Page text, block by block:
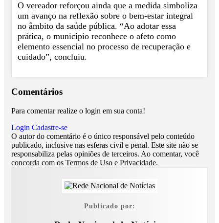
O vereador reforçou ainda que a medida simboliza
um avanço na reflexão sobre o bem-estar integral
no âmbito da saúde pública. “Ao adotar essa
prática, o município reconhece o afeto como
elemento essencial no processo de recuperação e
cuidado”, concluiu.
Comentários
Para comentar realize o login em sua conta!
Login Cadastre-se
O autor do comentário é o único responsável pelo conteúdo
publicado, inclusive nas esferas civil e penal. Este site não se
responsabiliza pelas opiniões de terceiros. Ao comentar, você
concorda com os Termos de Uso e Privacidade.
Publicado por: